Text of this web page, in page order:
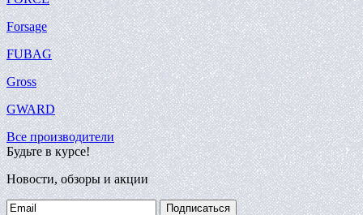
Forsage
FUBAG
Gross
GWARD
Все производители
Будьте в курсе!
Новости, обзоры и акции
Подписаться